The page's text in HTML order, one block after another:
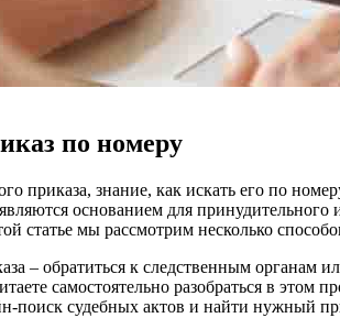
по номеру
приказа, знание, как искать его по
основанием для
статье мы рассмотрим несколько
– обратиться к следственным
самостоятельно разобраться в
поиск судебных актов и найти нужный